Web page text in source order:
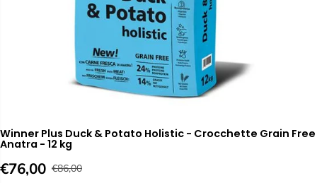
Winner Plus Duck & Potato Holistic - Crocchette Grain Free
Anatra - 12 kg
P
€76,00 P
€86,00